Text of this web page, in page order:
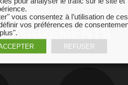
vous consentez à l’utilisation de ces
vos préférences de
REFUSER